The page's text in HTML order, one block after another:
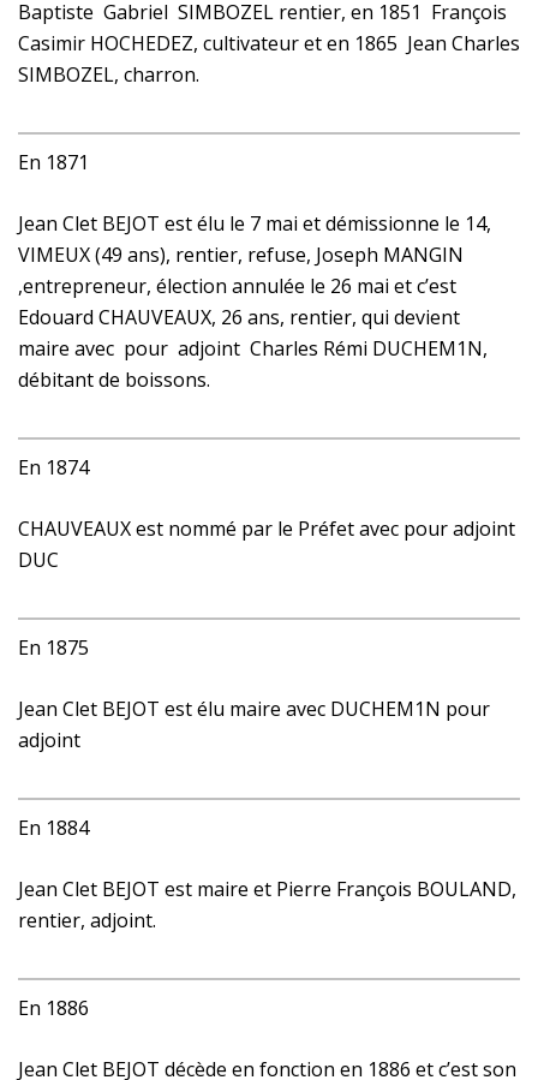
Baptiste Gabriel SIMBOZEL rentier, en 1851 François
Casimir HOCHEDEZ, cultivateur et en 1865 Jean Charles
SIMBOZEL, charron.
En 1871
Jean Clet BEJOT est élu le 7 mai et démissionne le 14,
VIMEUX (49 ans), rentier, refuse, Joseph MANGIN
,entrepreneur, élection annulée le 26 mai et c’est
Edouard CHAUVEAUX, 26 ans, rentier, qui devient
maire avec pour adjoint Charles Rémi DUCHEM1N,
débitant de boissons.
En 1874
CHAUVEAUX est nommé par le Préfet avec pour adjoint
DUC
En 1875
Jean Clet BEJOT est élu maire avec DUCHEM1N pour
adjoint
En 1884
Jean Clet BEJOT est maire et Pierre François BOULAND,
rentier, adjoint.
En 1886
Jean Clet BEJOT décède en fonction en 1886 et c’est son